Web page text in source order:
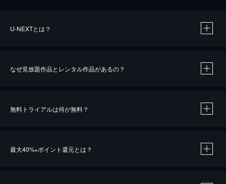
U-NEXTとは？
なぜ見放題作品とレンタル作品があるの？
無料トライアルは何が無料？
最大40%※ポイント還元とは？